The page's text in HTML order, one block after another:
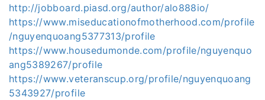
http://jobboard.piasd.org/author/alo888io/
https://www.miseducationofmotherhood.com/profile
/nguyenquoang5377313/profile
https://www.housedumonde.com/profile/nguyenquo
ang5389267/profile
https://www.veteranscup.org/profile/nguyenquoang
5343927/profile